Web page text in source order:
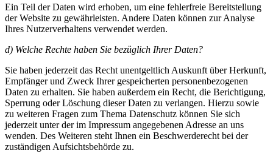
Ein Teil der Daten wird erhoben, um eine fehlerfreie Bereitstellung
der Website zu gewährleisten. Andere Daten können zur Analyse
Ihres Nutzerverhaltens verwendet werden.
d) Welche Rechte haben Sie bezüglich Ihrer Daten?
Sie haben jederzeit das Recht unentgeltlich Auskunft über Herkunft,
Empfänger und Zweck Ihrer gespeicherten personenbezogenen
Daten zu erhalten. Sie haben außerdem ein Recht, die Berichtigung,
Sperrung oder Löschung dieser Daten zu verlangen. Hierzu sowie
zu weiteren Fragen zum Thema Datenschutz können Sie sich
jederzeit unter der im Impressum angegebenen Adresse an uns
wenden. Des Weiteren steht Ihnen ein Beschwerderecht bei der
zuständigen Aufsichtsbehörde zu.